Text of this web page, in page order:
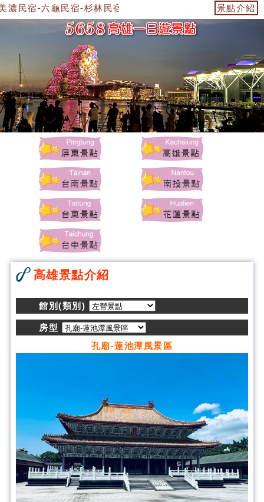
民宿-六龜民宿-杉林民宿-美濃景點-杉林景點-茂林景點-六
景點介紹
高雄景點介紹
館別(類別)
房型
孔廟-蓮池潭風景區